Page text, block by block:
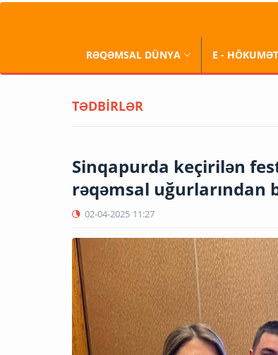
RƏQƏMSAL DÜNYA E - HÖKUMƏT
TƏDBİRLƏR
Sinqapurda keçirilən
rəqəmsal uğurlarından
02-04-2025 11:27